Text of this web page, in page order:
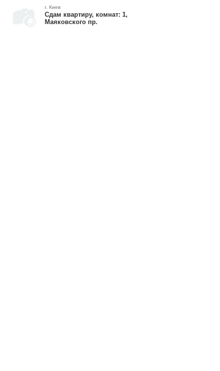
г. Киев
Сдам квартиру, комнат: 1,
Маяковского пр.